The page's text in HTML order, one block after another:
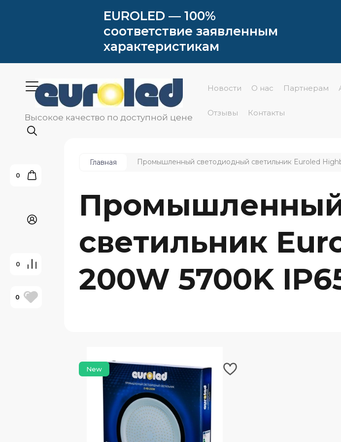
0
0
0
EUROLED — 100%
соответствие заявленным
характеристикам
Высокое качество по доступной цене
Новости О нас Партнерам
Отзывы Контакты
Главная Промышленный светодиодный светильник Euroled
светильник
200W 5700K
New